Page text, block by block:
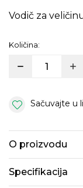
Vodič za
Količina:
Sačuvajte u
O proizvodu
Specifikacija